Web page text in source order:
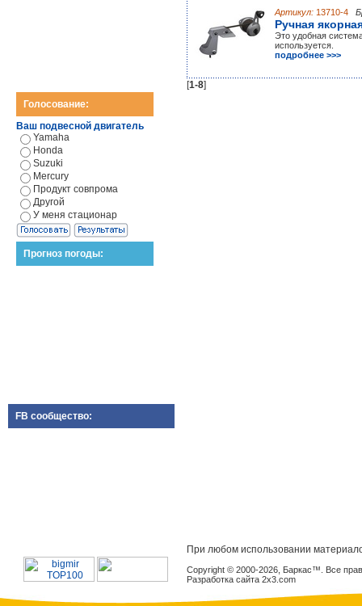
Голосование:
Ваш подвесной двигатель
Yamaha
Honda
Suzuki
Mercury
Продукт совпрома
Другой
У меня стационар
Прогноз погоды:
FB сообщество:
Артикул: 13710-4
Ручная
Это удобная
используется.
подробнее >>>
[1-8]
При любом использовании
Copyright © 2000-2026, Баркас™. Все
Разработка сайта 2x3.com